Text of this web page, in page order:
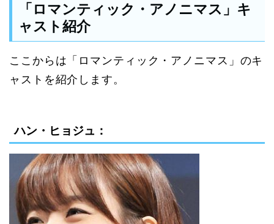
「ロマンティック・アノニマス」キ
ャスト紹介
ここからは「ロマンティック・アノニマス」のキ
ャストを紹介します。
ハン・ヒョジュ：